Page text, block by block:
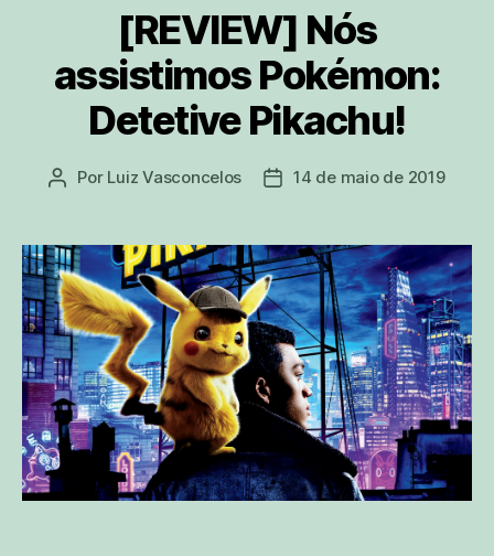
[REVIEW] Nós
assistimos Pokémon:
Detetive Pikachu!
Autor
Por Luiz Vasconcelos
Data14 de maio de 2019